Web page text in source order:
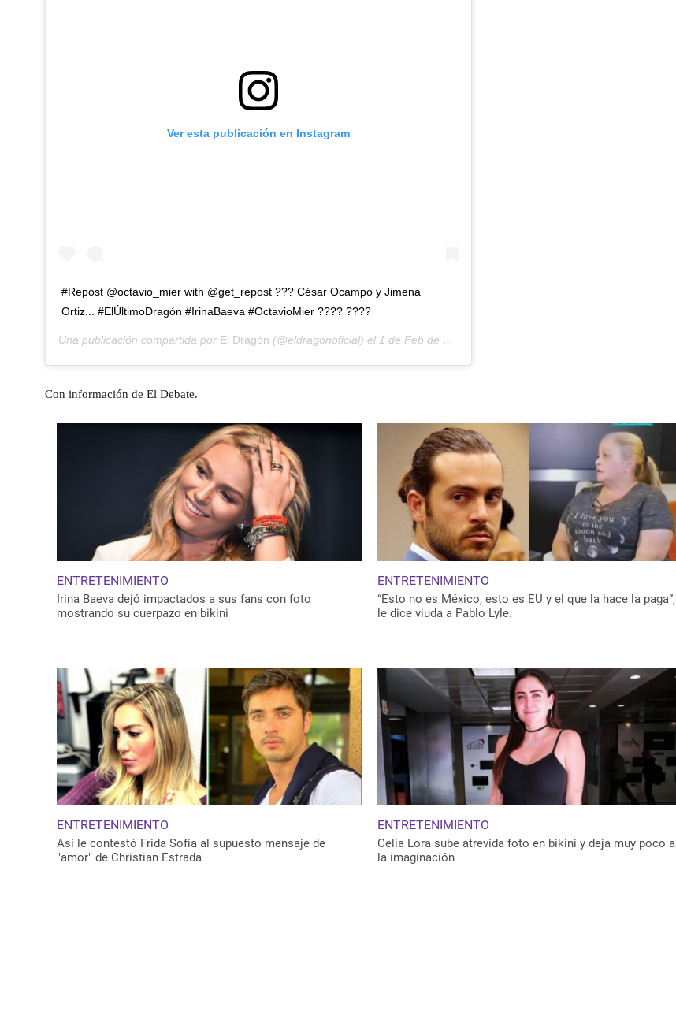
Ver esta publicación en Instagram
#Repost @octavio_mier with @get_repost ??? César Ocampo y Jimena
Ortiz... #ElÚltimoDragón #IrinaBaeva #OctavioMier ???? ????
Una publicación compartida por El Dragón (@eldragonoficial) el 1 de Feb de 2019 a las 9:41 PST
Con información de El Debate.
ENTRETENIMIENTO
Irina Baeva dejó impactados a sus fans con foto
mostrando su cuerpazo en bikini
ENTRETENIMIENTO
“Esto no es México, esto es EU y el que la hace la paga”,
le dice viuda a Pablo Lyle.
ENTRETENIMIENTO
Así le contestó Frida Sofía al supuesto mensaje de
"amor" de Christian Estrada
ENTRETENIMIENTO
Celia Lora sube atrevida foto en bikini y deja muy poco a
la imaginación